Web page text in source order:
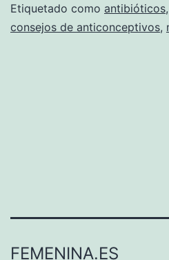
Etiquetado como antibióticos,
consejos de anticonceptivos,
FEMENINA.ES